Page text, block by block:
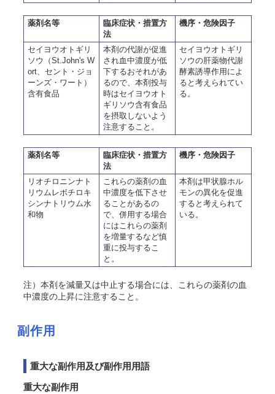
薬剤名等
臨床症状・措置方
法
機序・危険因子
セイヨウオトギリ
ソウ（St.John's W
ort、セント・ジョ
ーンズ・ワート）
含有食品
本剤の代謝が促進
され血中濃度が低
下するおそれがあ
るので、本剤投与
時はセイヨウオト
ギリソウ含有食品
を摂取しないよう
注意すること。
セイヨウオトギリ
ソウの肝薬物代謝
酵素誘導作用によ
ると考えられてい
る。
薬剤名等
臨床症状・措置方
法
機序・危険因子
リオチロニンナト
リウムレボチロキ
シンナトリウム水
和物
これらの薬剤の血
中濃度を低下させ
ることがあるの
で、併用する場合
にはこれらの薬剤
を増量するなど慎
重に投与するこ
と。
本剤は甲状腺ホル
モンの異化を促進
すると考えられて
いる。
注）本剤を減量又は中止する場合には、これらの薬剤の血
中濃度の上昇に注意すること。
副作用
重大な副作用及び副作用用語
重大な副作用